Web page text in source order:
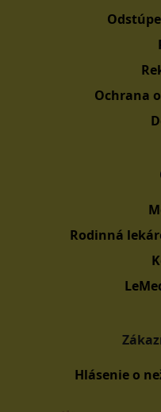
Ochrana
Rodinná
Hlásenie o